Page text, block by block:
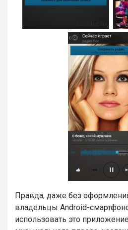
Правда, даже без
владельцы Android-
использовать это